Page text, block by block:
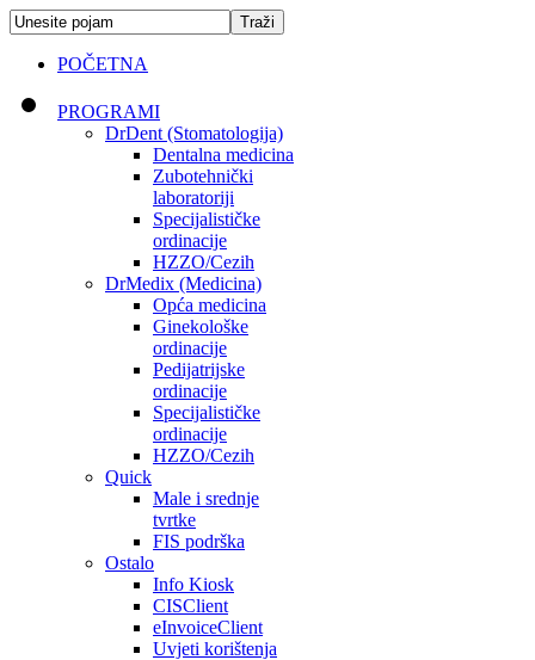
POČETNA
PROGRAMI
DrDent (Stomatologija)
Dentalna medicina
Zubotehnički
laboratoriji
Specijalističke
ordinacije
HZZO/Cezih
DrMedix (Medicina)
Opća medicina
Ginekološke
ordinacije
Pedijatrijske
ordinacije
Specijalističke
ordinacije
HZZO/Cezih
Quick
Male i srednje
tvrtke
FIS podrška
Ostalo
Info Kiosk
CISClient
eInvoiceClient
Uvjeti korištenja